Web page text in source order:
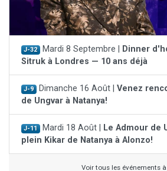
J-32 Mardi 8 Septembre |
Dinner
Sitruk à Londres — 10 ans déjà
J-9 Dimanche 16 Août | Venez
de Ungvar à Natanya!
J-11 Mardi 18 Août |
Le Admour de
plein Kikar de Natanya à Alonzo!
Voir tous les événements